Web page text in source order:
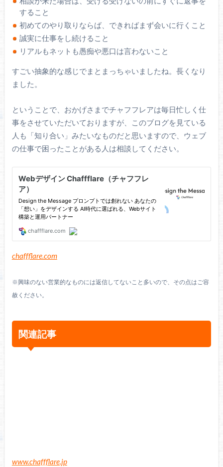
すること
初めてのやり取りならば、できればまず会いに行くこと
誠実に仕事をし続けること
リアルもネットも愚痴や悪口は言わないこと
すごい抽象的な感じでまとまっちゃいましたね。長くなり
ました。
ということで、おかげさまでチャフフレアは毎日忙しく仕
事をさせていただいておりますが、このブログを見ている
人も「知り合い」みたいなものだと思いますので、ウェブ
の仕事で困ったことがある人は相談してください。
chaffflare.com
※興味のない営業的なものには返信してないこと多いので、その点はご容
赦ください。
関連記事
www.chaffflare.jp